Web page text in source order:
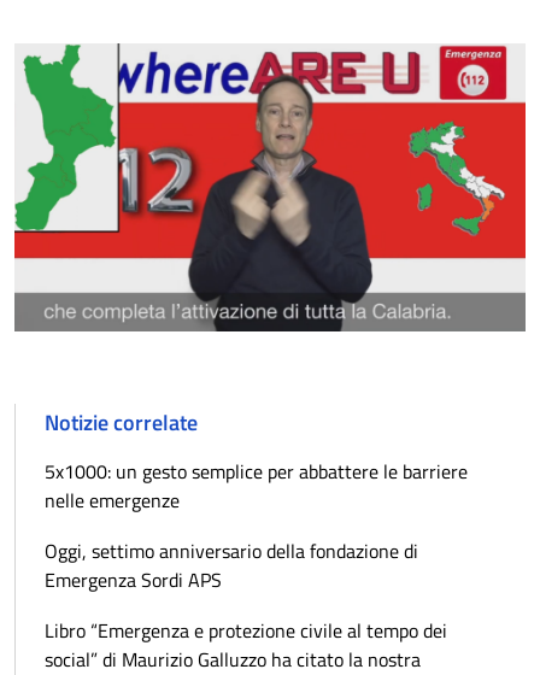
Notizie correlate
5x1000: un gesto semplice per abbattere le barriere
nelle emergenze
Oggi, settimo anniversario della fondazione di
Emergenza Sordi APS
Libro “Emergenza e protezione civile al tempo dei
social” di Maurizio Galluzzo ha citato la nostra